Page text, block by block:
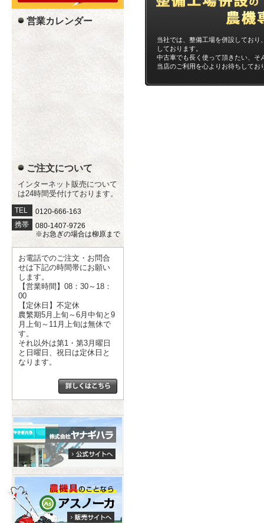
当社では、整備工場を併設してお
しております。
中古車でも長く使って頂きたい、そ
当店のご利用を心よりお待ちしてお
営業カレンダー
ご注文について
インターネット販売について
は24時間受付けております。
TEL
0120-666-163
携帯
080-1407-9726
※お急ぎの場合は柳原まで
お電話でのご注文・お問合
せは下記の時間帯にお願い
します。
【営業時間】08：30～18：
00
【定休日】不定休
農繁期5月上旬～6月中旬と9
月上旬～11月上旬は無休で
す。
それ以外は第1・第3月曜日
と日曜日、祝日は定休日と
なります。